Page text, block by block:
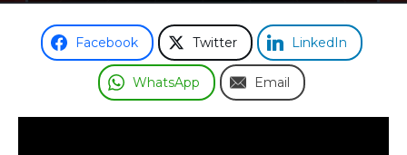
Facebook Twitter LinkedIn
WhatsApp Email